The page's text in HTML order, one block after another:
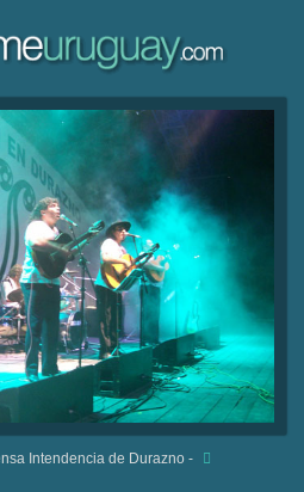
Intendencia de Durazno -